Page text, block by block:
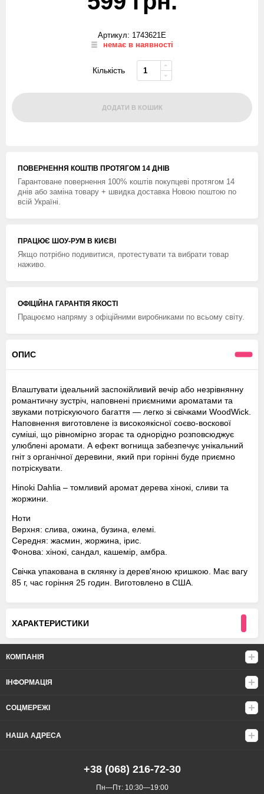
Артикул: 1743621E
немає в наявності
Кількість
ДОДАТИ В КОШИК
ПОВЕРНЕННЯ КОШТIВ ПРОТЯГОМ 14 ДНIВ
Гарантоване повернення 100% коштів покупцеві протягом 14
днів або заміна товару + швидка доставка Новою поштою по
всій Україні.
ПРАЦЮЄ ШОУ-РУМ В КИЄВІ
Якщо потрібно подивитися, протестувати та вибрати товар
наживо.
ОФІЦІЙНА ГАРАНТІЯ ЯКОСТІ
Працюємо напряму з офіційними виробниками по всьому світу.
ОПИС
Влаштувати ідеальний заспокійливий вечір або незрівнянну
романтичну зустріч, наповнені приємними ароматами та
звуками потріскуючого багаття — легко зі свічками WoodWick.
Наповнення виготовлене із високоякісної соєво-воскової
суміші, що рівномірно згорає та однорідно розповсюджує
улюблені аромати. А ефект вогнища забезпечує унікальний
гніт з органічної деревини, який при горінні буде приємно
потріскувати.
Hinoki Dahlia – томливий аромат дерева хінокі, сливи та
жоржини.
Ноти
Верхня: слива, ожина, бузина, елемі.
Середня: жасмин, жоржина, ірис.
Фонова: хінокі, сандал, кашемір, амбра.
Свічка упакована в склянку із дерев'яною кришкою. Має вагу
85 г, час горіння 25 годин. Виготовлено в США.
ХАРАКТЕРИСТИКИ
КОМПАНІЯ
ІНФОРМАЦІЯ
СОЦМЕРЕЖІ
НАША АДРЕСА
+38 (068) 216-72-30
Пн—Пт: 10:30—19:00